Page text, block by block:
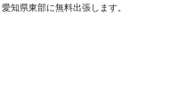
知県東部に無料出張します。